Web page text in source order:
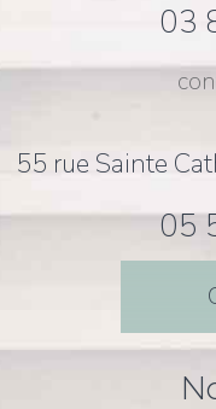
03
55 rue Sainte
05